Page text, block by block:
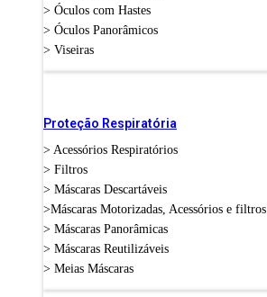
> Óculos com Hastes
> Óculos Panorâmicos
> Viseiras
Proteção Respiratória
> Acessórios Respiratórios
> Filtros
> Máscaras Descartáveis
>Máscaras Motorizadas, Acessórios e filtros
> Máscaras Panorâmicas
> Máscaras Reutilizáveis
> Meias Máscaras